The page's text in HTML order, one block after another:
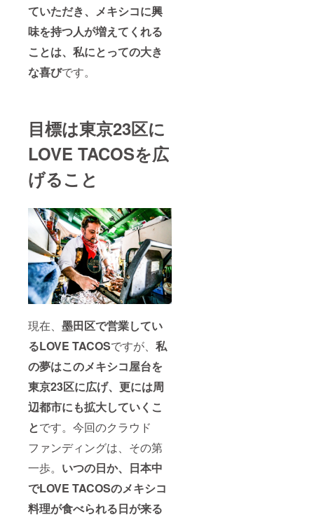
ていただき、メキシコに興
味を持つ人が増えてくれる
ことは、私にとっての大き
な喜びです。
目標は東京23区に
LOVE TACOSを広
げること
現在、 墨田区で営業してい
るLOVE TACOSですが、 私
の夢はこのメキシコ屋台を
東京23区に広げ、更には周
辺都市にも拡大していくこ
とです。今回のクラウド
ファンディングは、その第
一歩。 いつの日か、日本中
でLOVE TACOSのメキシコ
料理が食べられる日が来る